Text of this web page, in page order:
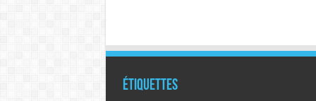
Étiquettes